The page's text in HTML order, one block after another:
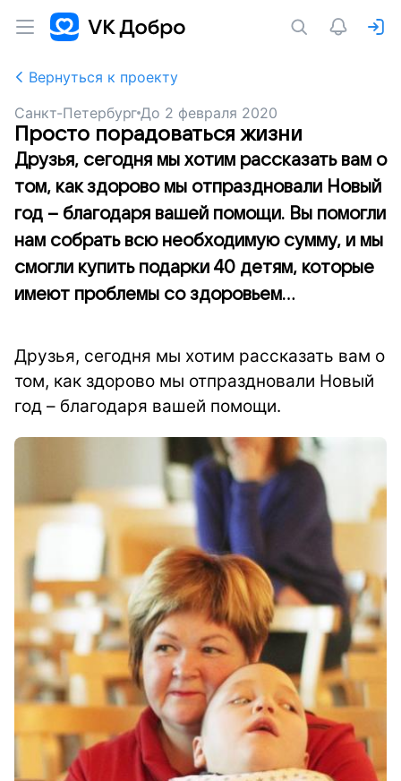
Вернуться к проекту
Санкт-Петербург До 2 февраля 2020
Просто порадоваться жизни
Друзья, сегодня мы хотим рассказать вам о
том, как здорово мы отпраздновали Новый
год – благодаря вашей помощи. Вы помогли
нам собрать всю необходимую сумму, и мы
смогли купить подарки 40 детям, которые
имеют проблемы со здоровьем...
Друзья, сегодня мы хотим рассказать вам о
том, как здорово мы отпраздновали Новый
год – благодаря вашей помощи.